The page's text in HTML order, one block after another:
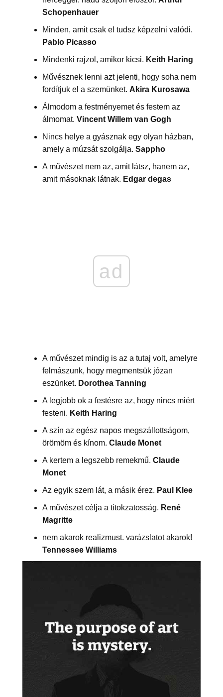
Schopenhauer
Minden, amit csak el tudsz képzelni valódi.
Pablo Picasso
Mindenki rajzol, amikor kicsi. Keith Haring
Művésznek lenni azt jelenti, hogy soha nem
fordítjuk el a szemünket. Akira Kurosawa
Álmodom a festményemet és festem az
álmomat. Vincent Willem van Gogh
Nincs helye a gyásznak egy olyan házban,
amely a múzsát szolgálja. Sappho
A művészet nem az, amit látsz, hanem az,
amit másoknak látnak. Edgar degas
ad
A művészet mindig is az a tutaj volt, amelyre
felmászunk, hogy megmentsük józan
eszünket. Dorothea Tanning
A legjobb ok a festésre az, hogy nincs miért
festeni. Keith Haring
A szín az egész napos megszállottságom,
örömöm és kínom. Claude Monet
A kertem a legszebb remekmű. Claude
Monet
Az egyik szem lát, a másik érez. Paul Klee
A művészet célja a titokzatosság. René
Magritte
nem akarok realizmust. varázslatot akarok!
Tennessee Williams